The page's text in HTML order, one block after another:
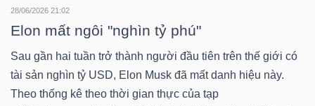
28/06/2026 21:02
Elon mất ngôi "nghìn tỷ phú"
Sau gần hai tuần trở thành người đầu tiên trên thế giới có
tài sản nghìn tỷ USD, Elon Musk đã mất danh hiệu này.
Theo thống kê theo thời gian thực của tạp
DỊCH
VỤ
TRUYỀN
THÔNG